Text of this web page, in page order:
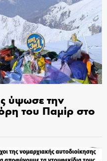
ύψωσε την
του Παμίρ στο